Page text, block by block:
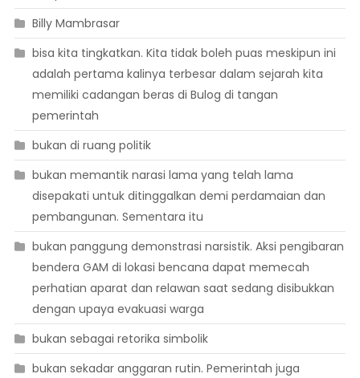
Billy Mambrasar
bisa kita tingkatkan. Kita tidak boleh puas meskipun ini
adalah pertama kalinya terbesar dalam sejarah kita
memiliki cadangan beras di Bulog di tangan
pemerintah
bukan di ruang politik
bukan memantik narasi lama yang telah lama
disepakati untuk ditinggalkan demi perdamaian dan
pembangunan. Sementara itu
bukan panggung demonstrasi narsistik. Aksi pengibaran
bendera GAM di lokasi bencana dapat memecah
perhatian aparat dan relawan saat sedang disibukkan
dengan upaya evakuasi warga
bukan sebagai retorika simbolik
bukan sekadar anggaran rutin. Pemerintah juga